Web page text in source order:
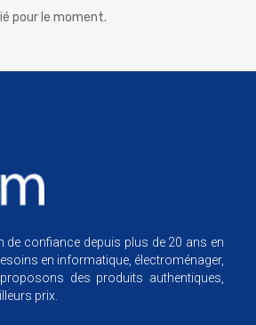
pour le moment.
de confiance depuis plus de 20 ans en
en informatique, électroménager,
des produits authentiques,
prix.